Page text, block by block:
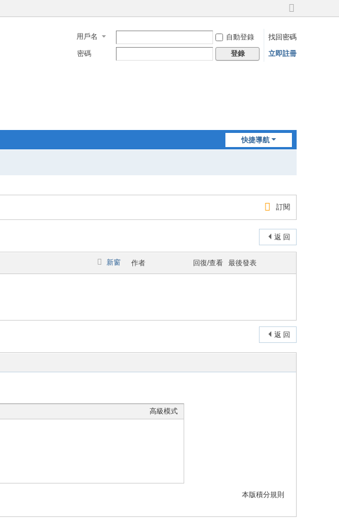
切
到
寬
用戶名 自動登錄
找回密碼
密碼
登錄 立即註冊
快捷導航
訂閱
返 回
新窗 作者 回復/查看 最後發表
返 回
高級模式
本版積分規則